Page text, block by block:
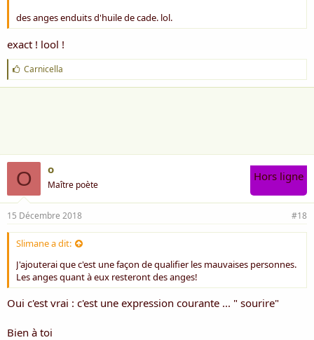
des anges enduits d'huile de cade. lol.
exact ! lool !
J
'
a
Carnicella
O o
Maître poète
Hors ligne
15 Décembre 2018 #18
Slimane a dit:
J'ajouterai que c'est une façon de qualifier les mauvaises personnes.
Les anges quant à eux resteront des anges!
Oui c'est vrai : c'est une expression courante ... " sourire"
Bien à toi